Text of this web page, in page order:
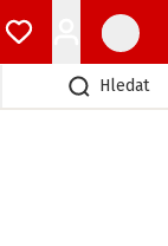
Hledat